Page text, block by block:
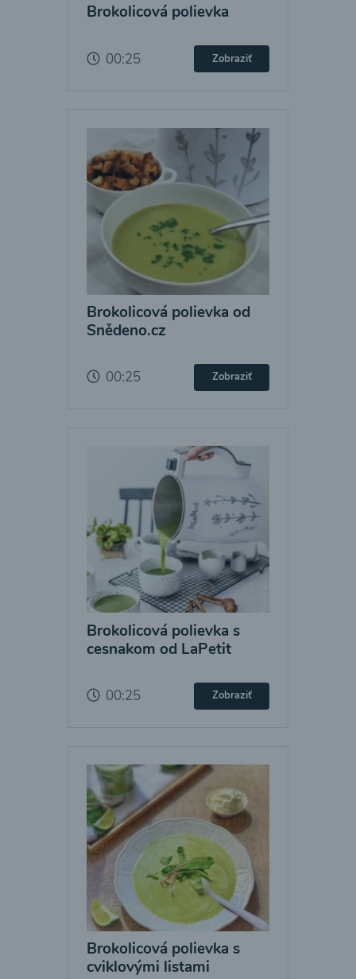
Brokolicová polievka
00:25 Zobraziť
Brokolicová polievka od
Snědeno.cz
00:25 Zobraziť
Brokolicová polievka s
cesnakom od LaPetit
00:25 Zobraziť
Brokolicová polievka s
cviklovými listami